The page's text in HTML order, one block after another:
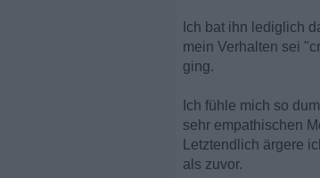
Ich bat ihn lediglich
mein Verhalten sei
ging.
Ich fühle mich so
sehr empathischen
Letztendlich ärgere
als zuvor.